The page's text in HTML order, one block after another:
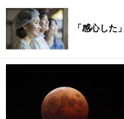
「感心した